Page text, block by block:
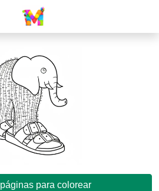
Ver 9 páginas para colorear